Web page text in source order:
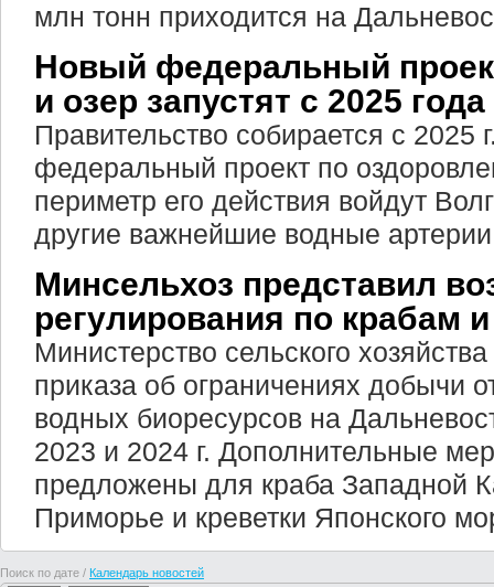
млн тонн приходится на
Новый федеральный
и озер запустят с 2025 года
Правительство собирается с 2025
федеральный проект по
периметр его действия войдут
другие важнейшие водные
Минсельхоз представил
регулирования по крабам и
Министерство сельского
приказа об ограничениях добычи
водных биоресурсов на
2023 и 2024 г. Дополнительные
предложены для краба Западной
Приморье и креветки Японского
Поиск по дате / Календарь новостей